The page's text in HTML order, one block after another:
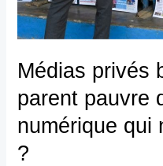
Médias privés
parent pauvre
numérique qui
?
transition
numérique
ne
pardonne
plus
?